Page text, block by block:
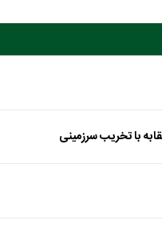
با تخریب سرزمینی